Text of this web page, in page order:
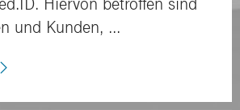
Hiervon betroffen sind
und Kunden, ...